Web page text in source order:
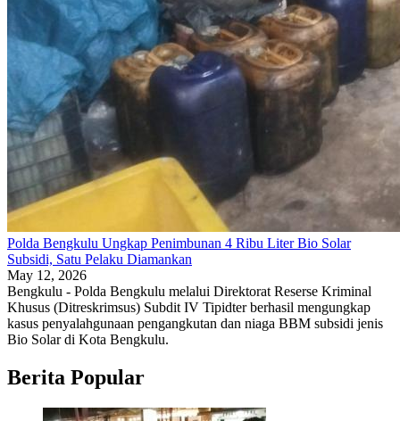
Polda Bengkulu Ungkap Penimbunan 4 Ribu Liter Bio Solar
Subsidi, Satu Pelaku Diamankan
May 12, 2026
Bengkulu - Polda Bengkulu melalui Direktorat Reserse Kriminal
Khusus (Ditreskrimsus) Subdit IV Tipidter berhasil mengungkap
kasus penyalahgunaan pengangkutan dan niaga BBM subsidi jenis
Bio Solar di Kota Bengkulu.
Berita Popular